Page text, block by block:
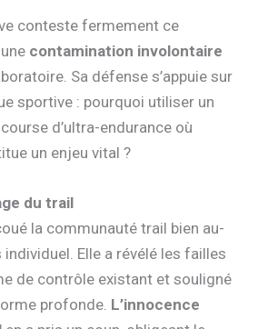
conteste fermement ce
contamination involontaire
Sa défense s’appuie sur
sportive : pourquoi utiliser un
d’ultra-endurance où
un enjeu vital ?
du trail
la communauté trail bien au-
Elle a révélé les failles
de contrôle existant et souligné
profonde. L’innocence